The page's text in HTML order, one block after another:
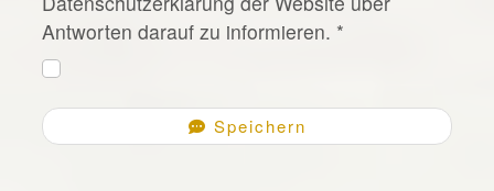
Antworten darauf zu informieren. *
Speichern